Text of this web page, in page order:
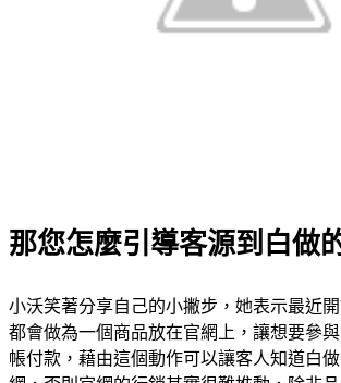
那您怎麼引導客源到白做
小沃笑著分享自己的小撇步，她表示最近
都會做為一個商品放在官網上，讓想要參
帳付款，藉由這個動作可以讓客人知道白